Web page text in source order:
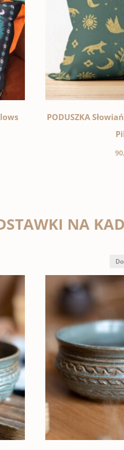
PODUSZKA
NA